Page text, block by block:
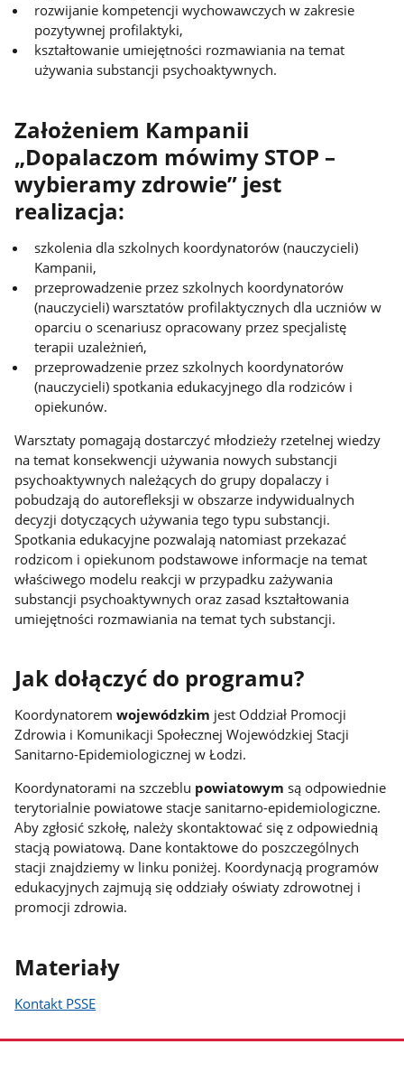
rozwijanie kompetencji wychowawczych w zakresie
pozytywnej profilaktyki,
kształtowanie umiejętności rozmawiania na temat
używania substancji psychoaktywnych.
Założeniem Kampanii
„Dopalaczom mówimy STOP –
wybieramy zdrowie” jest
realizacja:
szkolenia dla szkolnych koordynatorów (nauczycieli)
Kampanii,
przeprowadzenie przez szkolnych koordynatorów
(nauczycieli) warsztatów profilaktycznych dla uczniów w
oparciu o scenariusz opracowany przez specjalistę
terapii uzależnień,
przeprowadzenie przez szkolnych koordynatorów
(nauczycieli) spotkania edukacyjnego dla rodziców i
opiekunów.
Warsztaty pomagają dostarczyć młodzieży rzetelnej wiedzy
na temat konsekwencji używania nowych substancji
psychoaktywnych należących do grupy dopalaczy i
pobudzają do autorefleksji w obszarze indywidualnych
decyzji dotyczących używania tego typu substancji.
Spotkania edukacyjne pozwalają natomiast przekazać
rodzicom i opiekunom podstawowe informacje na temat
właściwego modelu reakcji w przypadku zażywania
substancji psychoaktywnych oraz zasad kształtowania
umiejętności rozmawiania na temat tych substancji.
Jak dołączyć do programu?
Koordynatoremwojewódzkim jest Oddział Promocji
Zdrowia i Komunikacji Społecznej Wojewódzkiej Stacji
Sanitarno-Epidemiologicznej w Łodzi.
Koordynatorami na szczeblu powiatowymsą odpowiednie
terytorialnie powiatowe stacje sanitarno-epidemiologiczne.
Aby zgłosić szkołę, należy skontaktować się z odpowiednią
stacją powiatową. Dane kontaktowe do poszczególnych
stacji znajdziemy w linku poniżej. Koordynacją programów
edukacyjnych zajmują się oddziały oświaty zdrowotnej i
promocji zdrowia.
Materiały
Kontakt PSSE